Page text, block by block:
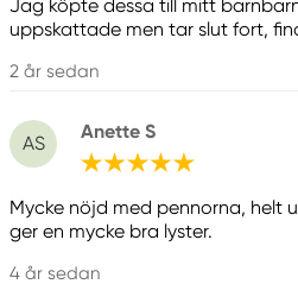
Jag köpte dessa till mitt
uppskattade men tar slut fort,
2 år sedan
AS
Anette S
Mycke nöjd med pennorna, helt
ger en mycke bra lyster.
4 år sedan